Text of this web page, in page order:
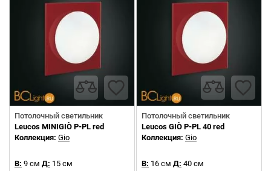
Потолочный светильник
Leucos MINIGIÒ P-PL red
Коллекция: Gio
В: 9 см Д: 15 см
Потолочный светильник
Leucos GIÒ P-PL 40 red
Коллекция: Gio
В: 16 см Д: 40 см